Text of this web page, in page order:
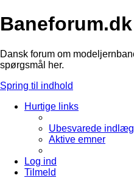
Baneforum.dk
Dansk forum om
spørgsmål her.
Spring til indhold
Hurtige links
Ubesvarede indlæg
Aktive emner
Log ind
Tilmeld